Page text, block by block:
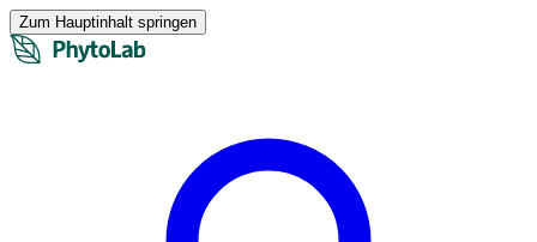
Zum Hauptinhalt springen